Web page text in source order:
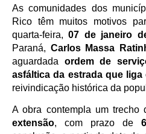
As comunidades dos
Rico têm muitos motivos
quarta-feira,07 de janeiro
Paraná, Carlos Massa
aguardada ordem de
asfáltica da estrada que
reivindicação histórica da
A obra contempla um trecho
extensão, com prazo de